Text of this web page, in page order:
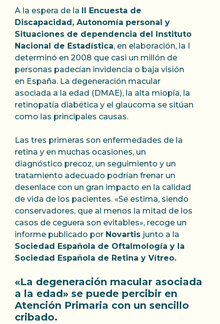
A la espera de la
II Encuesta de
Discapacidad, Autonomía personal y
Situaciones de dependencia del Instituto
Nacional de Estadística, en elaboración, la I
determinó en 2008 que casi un millón de
personas padecían invidencia o baja visión
en España. La degeneración macular
asociada a la edad (DMAE), la alta miopía, la
retinopatía diabética y el glaucoma se sitúan
como las principales causas.
Las tres primeras son enfermedades de la
retina y en muchas ocasiones, un
diagnóstico precoz, un seguimiento y un
tratamiento adecuado podrían frenar un
desenlace con un gran impacto en la calidad
de vida de los pacientes. «Se estima, siendo
conservadores, que al menos la mitad de los
casos de ceguera son evitables», recoge un
informe publicado por Novartis junto a la
Sociedad Española de Oftalmología y la
Sociedad Española de Retina y Vítreo.
«La degeneración macular asociada
a la edad» se puede percibir en
Atención Primaria con un sencillo
cribado.